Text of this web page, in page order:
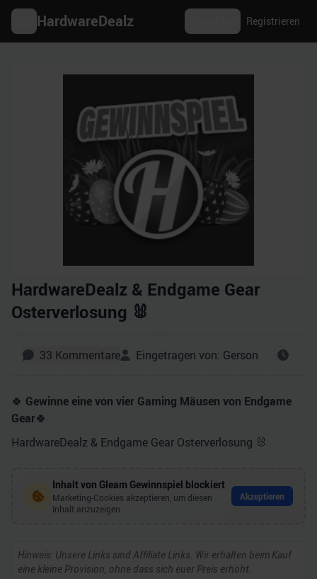
HardwareDealz Registrieren
HardwareDealz & Endgame Gear
Osterverlosung 🐰
33 Kommentare Eingetragen von: Gerson
🍀 Gewinne eine von vier Gaming Mäusen von Endgame
Gear🍀
HardwareDealz & Endgame Gear Osterverlosung 🐰
Inhalt von Gleam Gewinnspiel blockiert
Marketing-Cookies akzeptieren, um diesen
Inhalt anzuzeigen.
Akzeptieren
Hinweis: Unsere Links sind Affiliate Links. Wir erhalten beim Kauf
eine kleine Provision, ohne dass sich euer Preis erhöht.